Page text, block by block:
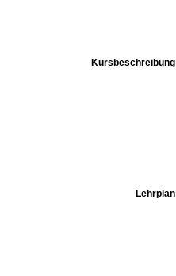
Kursbeschreibung
Lehrplan